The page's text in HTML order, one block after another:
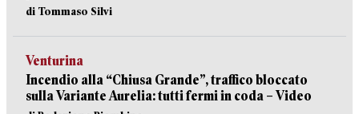
di Tommaso Silvi
Venturina
Incendio alla “Chiusa Grande”, traffico bloccato
sulla Variante Aurelia: tutti fermi in coda – Video